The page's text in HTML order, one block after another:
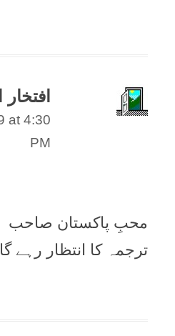
at 4:30
PM
محبِ پاکستان صاحب
ترجمہ کا انتظار رہے گا